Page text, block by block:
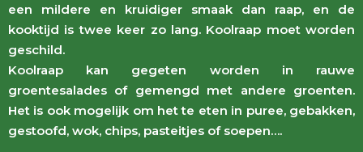
een mildere en kruidiger smaak dan raap, en de
kooktijd is twee keer zo lang. Koolraap moet worden
geschild.
Koolraap kan gegeten worden in rauwe
groentesalades of gemengd met andere groenten.
Het is ook mogelijk om het te eten in puree, gebakken,
gestoofd, wok, chips, pasteitjes of soepen….